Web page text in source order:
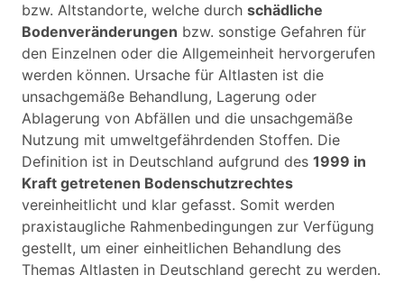
bzw. Altstandorte, welche durch schädliche
Bodenveränderungen bzw. sonstige Gefahren für
den Einzelnen oder die Allgemeinheit hervorgerufen
werden können. Ursache für Altlasten ist die
unsachgemäße Behandlung, Lagerung oder
Ablagerung von Abfällen und die unsachgemäße
Nutzung mit umweltgefährdenden Stoffen. Die
Definition ist in Deutschland aufgrund des 1999 in
Kraft getretenen Bodenschutzrechtes
vereinheitlicht und klar gefasst. Somit werden
praxistaugliche Rahmenbedingungen zur Verfügung
gestellt, um einer einheitlichen Behandlung des
Themas Altlasten in Deutschland gerecht zu werden.